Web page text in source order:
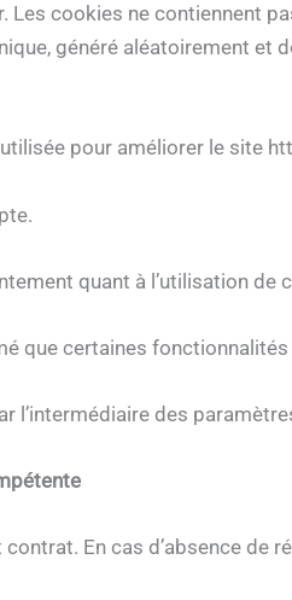
Les cookies ne contiennent
généré aléatoirement et
pour améliorer le site
quant à l’utilisation de
que certaines
l’intermédiaire des
En cas d’absence